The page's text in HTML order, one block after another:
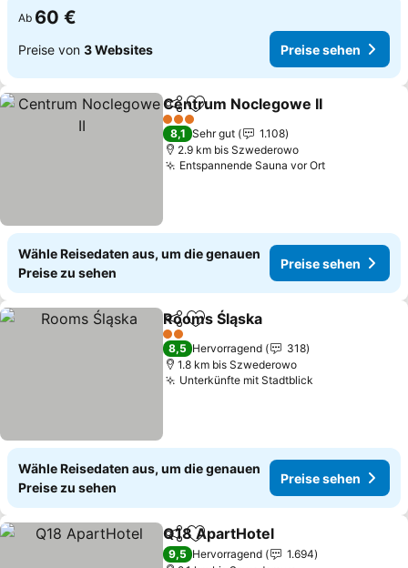
Ab 60 €
Preise von 3 Websites Preise sehen
TeilenZu Favoriten hinzufügen
Centrum Noclegowe II
3 Sterne
8,1 Sehr gut
1.108
2.9 km bis Szwederowo
Entspannende Sauna vor OrtPreise
Wähle Reisedaten aus, um die genauen
Preise zu sehen
Preise sehen
TeilenZu Favoriten hinzufügen
Rooms Śląska
2 Sterne
8,5 Hervorragend
318
1.8 km bis Szwederowo
Unterkünfte mit Stadtblick
Wähle Reisedaten aus, um die genauen
Preise zu sehen
Preise sehen
TeilenZu Favoriten hinzufügen
Q18 ApartHotel
9,5 Hervorragend
1.694